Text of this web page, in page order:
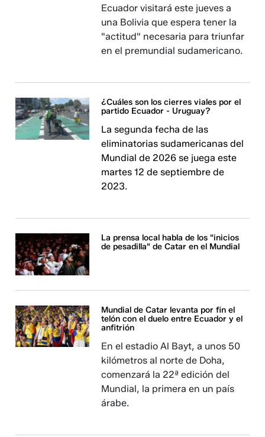
Ecuador visitará este jueves a
una Bolivia que espera tener la
"actitud" necesaria para triunfar
en el premundial sudamericano.
¿Cuáles son los cierres viales por el
partido Ecuador - Uruguay?
La segunda fecha de las
eliminatorias sudamericanas del
Mundial de 2026 se juega este
martes 12 de septiembre de
2023.
La prensa local habla de los "inicios
de pesadilla" de Catar en el Mundial
Mundial de Catar levanta por fin el
telón con el duelo entre Ecuador y el
anfitrión
En el estadio Al Bayt, a unos 50
kilómetros al norte de Doha,
comenzará la 22ª edición del
Mundial, la primera en un país
árabe.